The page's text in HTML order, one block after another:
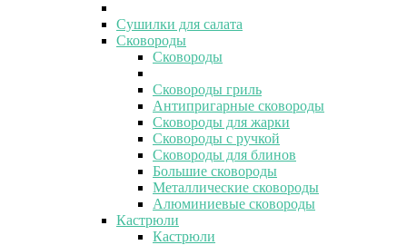
Сушилки для салата
Сковороды
Сковороды
Сковороды гриль
Антипригарные сковороды
Сковороды для жарки
Сковороды с ручкой
Сковороды для блинов
Большие сковороды
Металлические сковороды
Алюминиевые сковороды
Кастрюли
Кастрюли